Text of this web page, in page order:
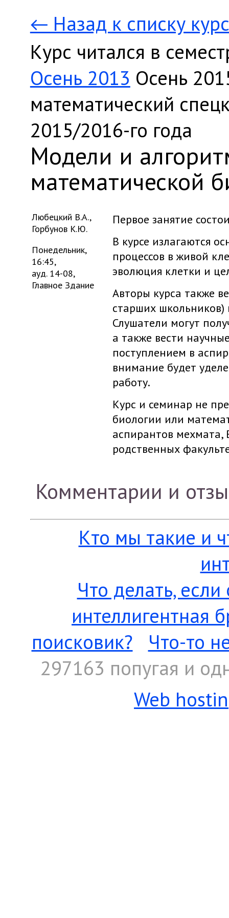
← Назад к списку
Курс читался в
Осень 2013 Осень
математический
2015/2016-го года
Модели и
математической
Любецкий В.А.,
Горбунов К.Ю.
Понедельник,
16:45,
ауд. 14-08,
Главное Здание
Первое занятие
В курсе излагаются
процессов в живой
эволюция клетки и
Авторы курса также
старших
Слушатели могут
а также вести
поступлением в
внимание будет
работу.
Курс и семинар не
биологии или
аспирантов мехмата,
родственных
Комментарии и
Кто мы такие и
Что делать,
интеллигентная
поисковик?
Что-то
297163 попугая и
Web